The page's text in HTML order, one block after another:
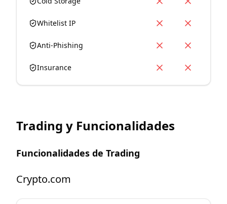
Whitelist IP
Anti-Phishing
Insurance
Trading y Funcionalidades
Funcionalidades de Trading
Crypto.com